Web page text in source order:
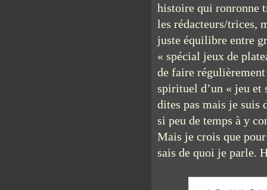
histoire qui ronronne
les rédacteurs/trices,
juste équilibre entre
« spécial jeux de
de faire
spirituel d’un « jeu et
dites pas mais je suis
si peu de temps à y
Mais je crois que
sais de quoi je parle.